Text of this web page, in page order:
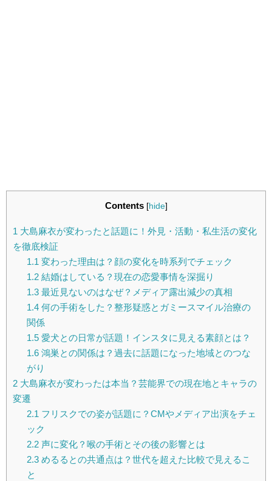
Contents [hide]
1 大島麻衣が変わったと話題に！外見・活動・私生活の変化
を徹底検証
1.1 変わった理由は？顔の変化を時系列でチェック
1.2結婚はしている？現在の恋愛事情を深掘り
1.3最近見ないのはなぜ？メディア露出減少の真相
1.4何の手術をした？整形疑惑とガミースマイル治療の
関係
1.5愛犬との日常が話題！インスタに見える素顔とは？
1.6鴻巣との関係は？過去に話題になった地域とのつな
がり
2 大島麻衣が変わったは本当？芸能界での現在地とキャラの
変遷
2.1 フリスクでの姿が話題に？CMやメディア出演をチェ
ック
2.2声に変化？喉の手術とその後の影響とは
2.3めるるとの共通点は？世代を超えた比較で見えるこ
と